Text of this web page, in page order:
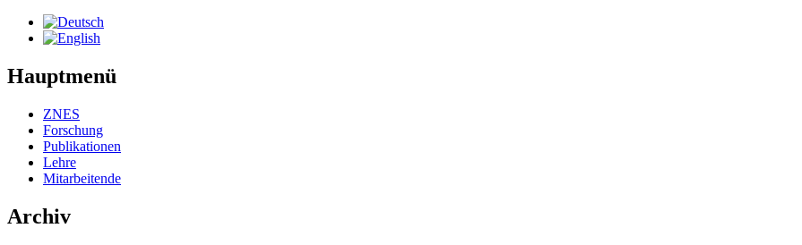
Hauptmenü
ZNES
Forschung
Publikationen
Lehre
Mitarbeitende
Archiv